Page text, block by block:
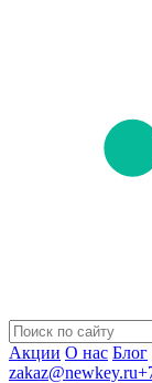
Акции О нас Блог
zakaz@newkey.ru